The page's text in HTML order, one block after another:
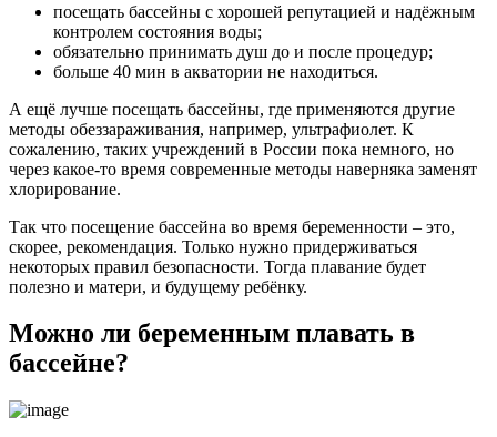
посещать бассейны с хорошей репутацией и надёжным
контролем состояния воды;
обязательно принимать душ до и после процедур;
больше 40 мин в акватории не находиться.
А ещё лучше посещать бассейны, где применяются другие
методы обеззараживания, например, ультрафиолет. К
сожалению, таких учреждений в России пока немного, но
через какое-то время современные методы наверняка заменят
хлорирование.
Так что посещение бассейна во время беременности – это,
скорее, рекомендация. Только нужно придерживаться
некоторых правил безопасности. Тогда плавание будет
полезно и матери, и будущему ребёнку.
Можно ли беременным плавать в
бассейне?